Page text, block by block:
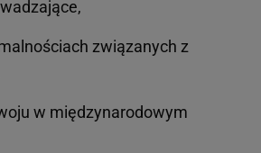
związanych z
w międzynarodowym